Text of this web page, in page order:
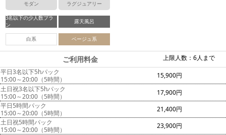
モダン ラグジュアリー
3名以下の少人数プラ
ン
露天風呂
白系 ベージュ系
上限人数：6人まで
ご利用料金
平日3名以下5hパック
15:00～20:00（5時間）
15,900円
土日祝3名以下5hパック
15:00～20:00（5時間）
17,900円
平日5時間パック
15:00～20:00（5時間）
21,400円
土日祝5時間パック
15:00～20:00（5時間）
23,900円